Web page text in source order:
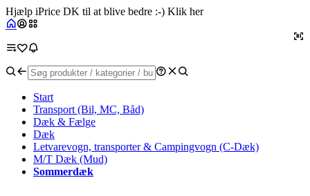
Hjælp iPrice DK til at blive bedre :-) Klik her
Start
Transport (Bil, MC, Båd)
Dæk & Fælge
Dæk
Letvarevogn, transporter & Campingvogn (C-Dæk)
M/T Dæk (Mud)
Sommerdæk